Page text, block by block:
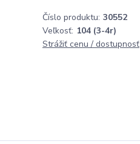
Číslo produktu: 30552
Veľkosť: 104 (3-4r)
Strážiť cenu / dostupnosť